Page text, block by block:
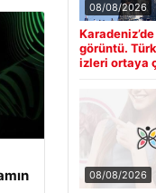
08/08/2026
görüntü.
izleri ortaya
08/08/2026